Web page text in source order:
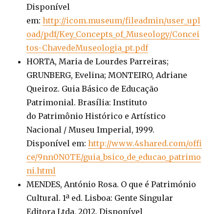
Disponível
em:http://icom.museum/fileadmin/user_upl
oad/pdf/Key_Concepts_of_Museology/Concei
tos-ChavedeMuseologia_pt.pdf
HORTA, Maria de Lourdes Parreiras;
GRUNBERG, Evelina; MONTEIRO, Adriane
Queiroz. Guia Básico de Educação
Patrimonial. Brasília: Instituto
do Patrimônio Histórico e Artístico
Nacional / Museu Imperial, 1999.
Disponível em:http://www.4shared.com/offi
ce/9nn0N0TE/guia_bsico_de_educao_patrimo
ni.html
MENDES, António Rosa. O que é Património
Cultural. 1ª ed. Lisboa: Gente Singular
Editora Ltda, 2012. Disponível